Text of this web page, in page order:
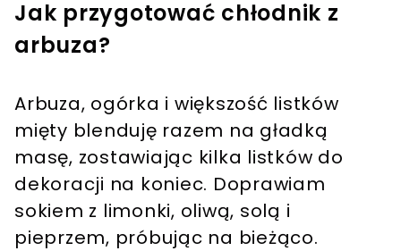
Jak przygotować chłodnik z
arbuza?
Arbuza, ogórka i większość listków
mięty blenduję razem na gładką
masę, zostawiając kilka listków do
dekoracji na koniec. Doprawiam
sokiem z limonki, oliwą, solą i
pieprzem, próbując na bieżąco.